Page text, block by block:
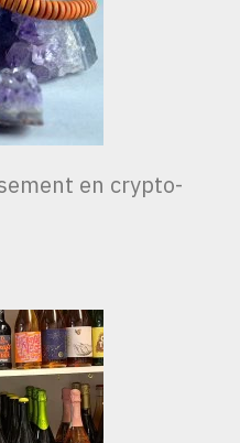
en crypto-